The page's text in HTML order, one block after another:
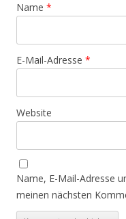
Name *
E-Mail-Adresse *
Website
Name, E-Mail-Adresse
meinen nächsten